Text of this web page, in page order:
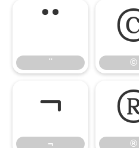
¨
¨ ©
¬
¬ ®